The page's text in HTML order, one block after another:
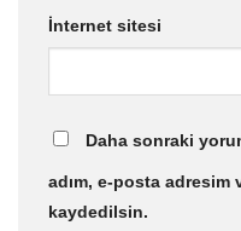
İnternet sitesi
Daha sonraki
adım, e-posta adresim
kaydedilsin.